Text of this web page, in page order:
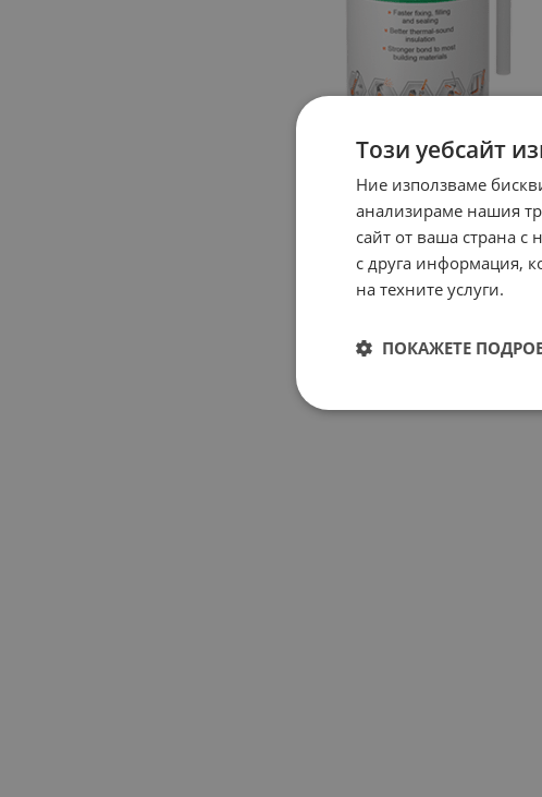
Този уебсайт
Ние използваме
анализираме нашия
сайт от ваша страна
с друга информация,
на техните услуги.
ПОКАЖЕТЕ